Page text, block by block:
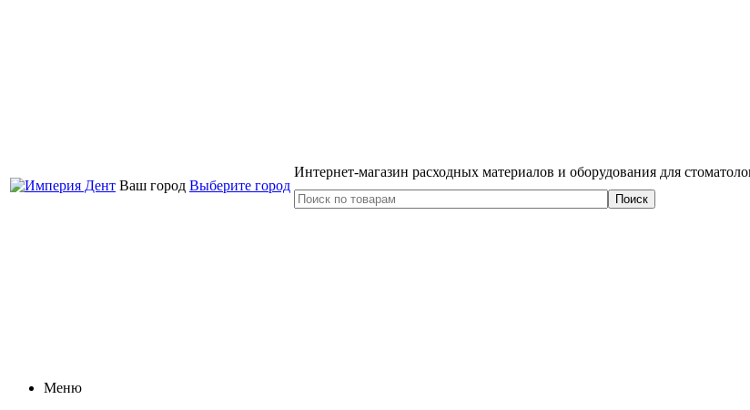
Ваш город Выберите город
Интернет-магазин расходных материалов и оборудования для
Меню